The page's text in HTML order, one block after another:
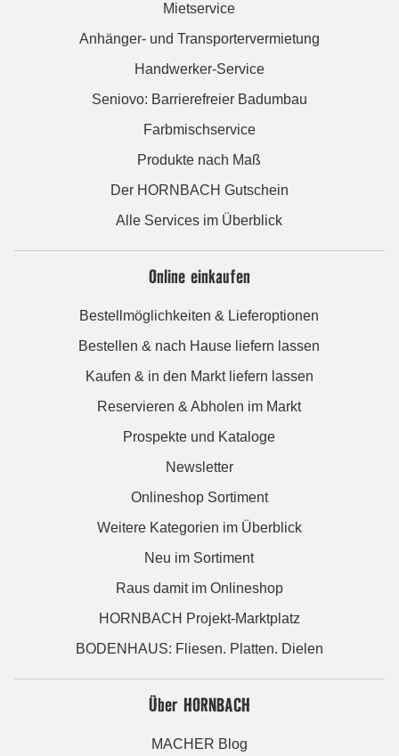
Mietservice
Anhänger- und Transportervermietung
Handwerker-Service
Seniovo: Barrierefreier Badumbau
Farbmischservice
Produkte nach Maß
Der HORNBACH Gutschein
Alle Services im Überblick
Online einkaufen
Bestellmöglichkeiten & Lieferoptionen
Bestellen & nach Hause liefern lassen
Kaufen & in den Markt liefern lassen
Reservieren & Abholen im Markt
Prospekte und Kataloge
Newsletter
Onlineshop Sortiment
Weitere Kategorien im Überblick
Neu im Sortiment
Raus damit im Onlineshop
HORNBACH Projekt-Marktplatz
BODENHAUS: Fliesen. Platten. Dielen
Über HORNBACH
MACHER Blog